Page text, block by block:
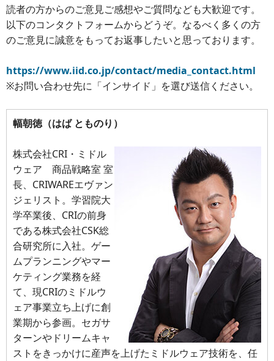
読者の方からのご意見ご感想やご質問なども大歓迎です。
以下のコンタクトフォームからどうぞ。なるべく多くの方
のご意見に誠意をもってお返事したいと思っております。
https://www.iid.co.jp/contact/media_contact.html
※お問い合わせ先に「インサイド」を選び送信ください。
幅朝徳（はば とものり）
株式会社CRI・ミドル
ウェア 商品戦略室 室
長、CRIWAREエヴァン
ジェリスト。学習院大
学卒業後、CRIの前身
である株式会社CSK総
合研究所に入社。ゲー
ムプランニングやマー
ケティング業務を経
て、現CRIのミドルウ
ェア事業立ち上げに創
業期から参画。セガサ
ターンやドリームキャ
ストをきっかけに産声を上げたミドルウェア技術を、任